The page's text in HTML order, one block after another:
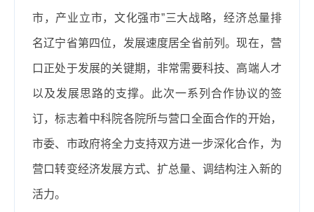
市，产业立市，文化强市”三大战略，经济总量排
名辽宁省第四位，发展速度居全省前列。现在，营
口正处于发展的关键期，非常需要科技、高端人才
以及发展思路的支撑。此次一系列合作协议的签
订，标志着中科院各院所与营口全面合作的开始，
市委、市政府将全力支持双方进一步深化合作，为
营口转变经济发展方式、扩总量、调结构注入新的
活力。